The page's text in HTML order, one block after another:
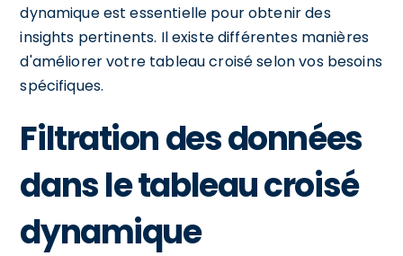
dynamique est essentielle pour obtenir des
insights pertinents. Il existe différentes manières
d'améliorer votre tableau croisé selon vos besoins
spécifiques.
Filtration des données
dans le tableau croisé
dynamique